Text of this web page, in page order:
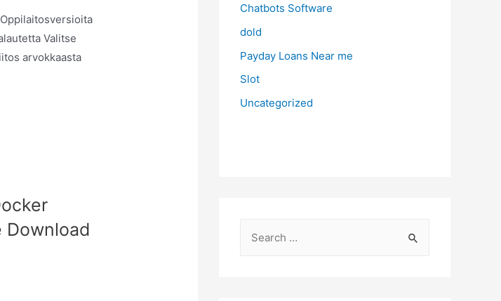
Valitse
arvokkaasta
Download
Chatbots Software
dold
Payday Loans Near me
Slot
Uncategorized